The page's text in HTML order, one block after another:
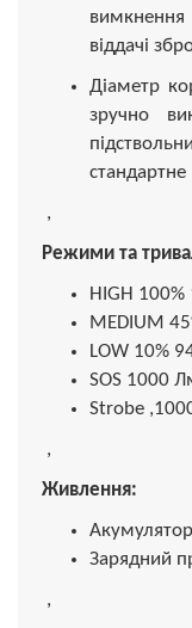
вимкнення
віддачі
Діаметр
зручно
стандартне
,
Режими та
HIGH
MEDIUM
LOW 10%
SOS 1000
Strobe
,
Живлення:
Зарядний
,